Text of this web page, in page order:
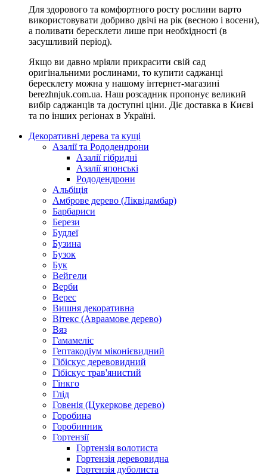
Для здорового та комфортного росту рослини варто
використовувати добриво двічі на рік (весною і восени),
а поливати бересклети лише при необхідності (в
засушливий період).
Якщо ви давно мріяли прикрасити свій сад
оригінальними рослинами, то купити саджанці
бересклету можна у нашому інтернет-магазині
berezhnjuk.com.ua. Наш розсадник пропонує великий
вибір саджанців та доступні ціни. Діє доставка в Києві
та по інших регіонах в Україні.
Декоративні дерева та кущі
Азалії та Рододендрони
Азалії гібридні
Азалії японські
Рододендрони
Альбіція
Амброве дерево (Ліквідамбар)
Барбариси
Берези
Будлеї
Бузина
Бузок
Бук
Вейгели
Верби
Верес
Вишня декоративна
Вітекс (Авраамове дерево)
Вяз
Гамамеліс
Гептакодіум міконієвидний
Гібіскус деревовидний
Гібіскус трав'янистий
Гінкго
Глід
Говенія (Цукеркове дерево)
Горобина
Горобинник
Гортензії
Гортензія волотиста
Гортензія деревовидна
Гортензія дуболиста